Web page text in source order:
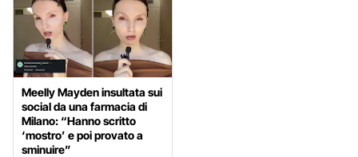
Meelly Mayden insultata sui
social da una farmacia di
Milano: “Hanno scritto
‘mostro’ e poi provato a
sminuire”